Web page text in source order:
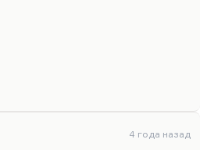
«Новом мире». Тогда был
«Самшитовый лес»
одновременно.
это как сказку,
4 года назад